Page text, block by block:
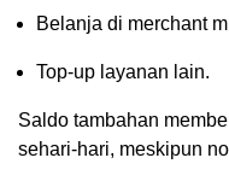
Belanja di merchant
Top-up layanan lain.
Saldo tambahan
sehari-hari, meskipun